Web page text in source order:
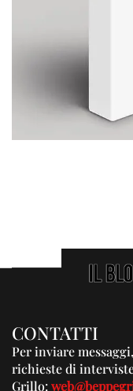
CONTATTI
Per inviare
richieste di
Grillo: